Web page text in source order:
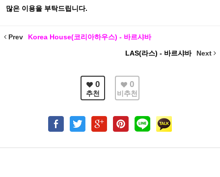
많은 이용을 부탁드립니다.
Prev Korea House(코리아하우스) - 바르샤바
LAS(라스) - 바르샤바 Next
0
추천
0
비추천